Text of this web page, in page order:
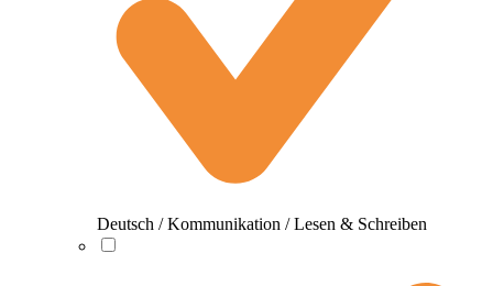
Deutsch / Kommunikation / Lesen & Schreiben